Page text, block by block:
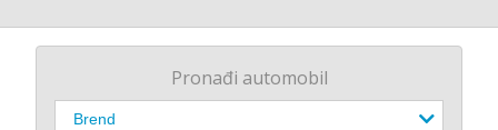
Pronađi automobil